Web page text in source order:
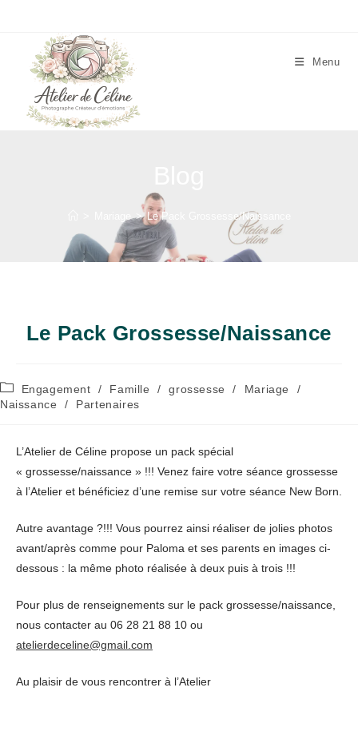
Menu
Mariage > Le Pack Grossesse/Naissance
Le Pack Grossesse/Naissance
Post
category:
Engagement / Famille / grossesse / Mariage
/
Naissance
/ Partenaires
L’Atelier de Céline propose un pack spécial
« grossesse/naissance » !!! Venez faire votre séance grossesse
à l’Atelier et bénéficiez d’une remise sur votre séance New Born.
Autre avantage ?!!! Vous pourrez ainsi réaliser de jolies photos
avant/après comme pour Paloma et ses parents en images ci-
dessous : la même photo réalisée à deux puis à trois !!!
Pour plus de renseignements sur le pack grossesse/naissance,
nous contacter au 06 28 21 88 10 ou
atelierdeceline@gmail.com
Au plaisir de vous rencontrer à l’Atelier